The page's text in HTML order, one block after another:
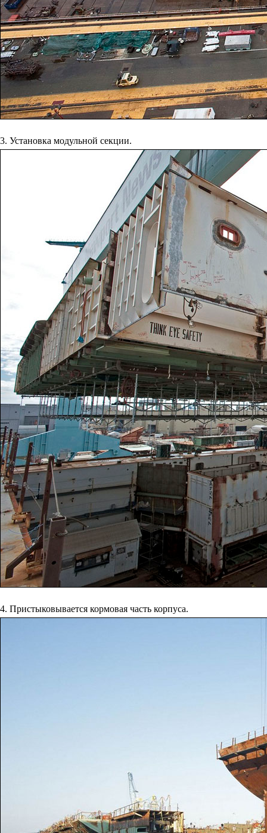
3. Установка модульной секции.
4. Пристыковывается кормовая часть корпуса.